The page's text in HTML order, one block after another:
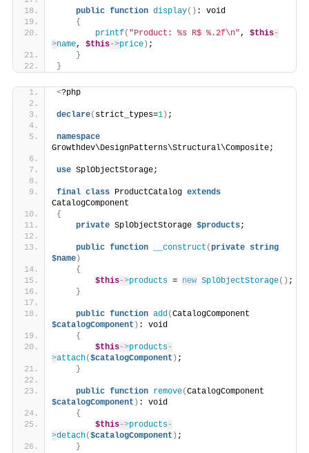
public function display() : void
{
printf( "Product: %s R$ %.2f\n", $this-
>name, $this->price) ;
}
}
<?php
declare( strict_types=1) ;
namespace
Growthdev\DesignPatterns\Structural\Composite;
use SplObjectStorage;
final class ProductCatalog extends
CatalogComponent
{
private SplObjectStorage $products;
public function __construct (private string
$name)
{
$this->products = new SplObjectStorage() ;
}
public function add(
$catalogComponent ) : void
{
$this->products-
>attach($catalogComponent ) ;
}
public function remove(
$catalogComponent ) : void
{
$this->products-
>detach($catalogComponent ) ;
}